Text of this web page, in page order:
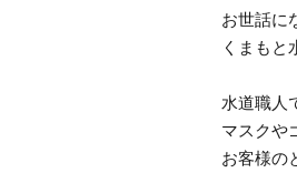
お世話に
くまもと
水道職人
マスクや
お客様の